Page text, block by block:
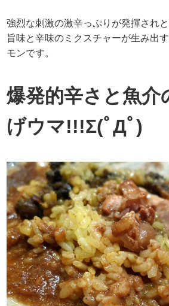
強烈な刺激の激辛っぷりが発揮され
旨味と辛味のミクスチャーが生み出
モンです。
爆発的辛さと魚介
げウマ!!!Σ(ﾟДﾟ)